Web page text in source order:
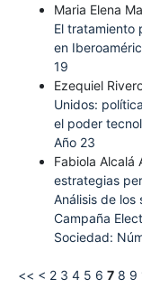
Maria Elena
El tratamiento
en
19
Ezequiel
Unidos:
el poder
Año 23
Fabiola Alcalá
estrategias
Análisis de
Campaña
Sociedad:
<< < 2 3 4 5 6 7 8 9